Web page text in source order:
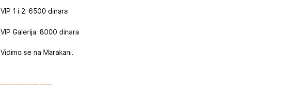
VIP 1 i 2: 6500 dinara
VIP Galerija: 8000 dinara
Vidimo se na Marakani.